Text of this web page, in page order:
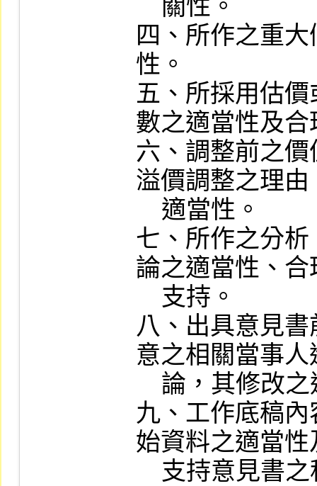
四、所作之重
性。
五、所採用估
數之適當性及合
六、調整前之
溢價調整之理
七、所作之分
論之適當性、
八、出具意見
意之相關當事
九、工作底稿
始資料之適當